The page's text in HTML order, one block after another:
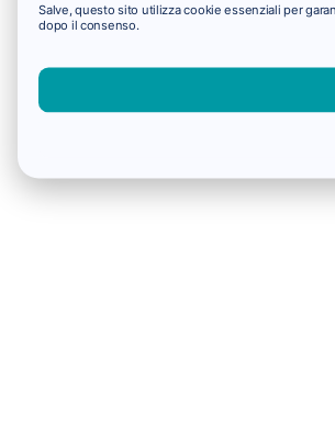
Salve, questo sito utilizza cookie essenziali per
dopo il consenso.